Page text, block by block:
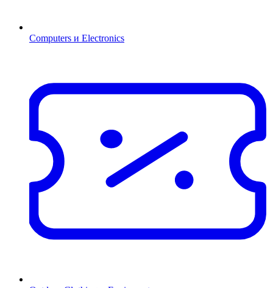
Computers и Electronics